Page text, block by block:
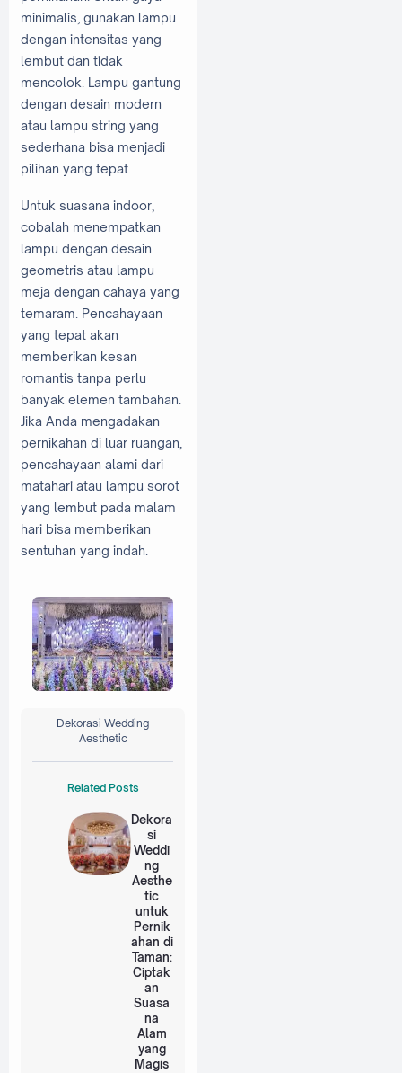
minimalis, gunakan lampu
dengan intensitas yang
lembut dan tidak
mencolok. Lampu gantung
dengan desain modern
atau lampu string yang
sederhana bisa menjadi
pilihan yang tepat.
Untuk suasana indoor,
cobalah menempatkan
lampu dengan desain
geometris atau lampu
meja dengan cahaya yang
temaram. Pencahayaan
yang tepat akan
memberikan kesan
romantis tanpa perlu
banyak elemen tambahan.
Jika Anda mengadakan
pernikahan di luar ruangan,
pencahayaan alami dari
matahari atau lampu sorot
yang lembut pada malam
hari bisa memberikan
sentuhan yang indah.
Dekorasi Wedding
Aesthetic
Related Posts
Dekora
si
Weddi
ng
Aesthe
tic
untuk
Pernik
ahan di
Taman:
Ciptak
an
Suasa
na
Alam
yang
Magis